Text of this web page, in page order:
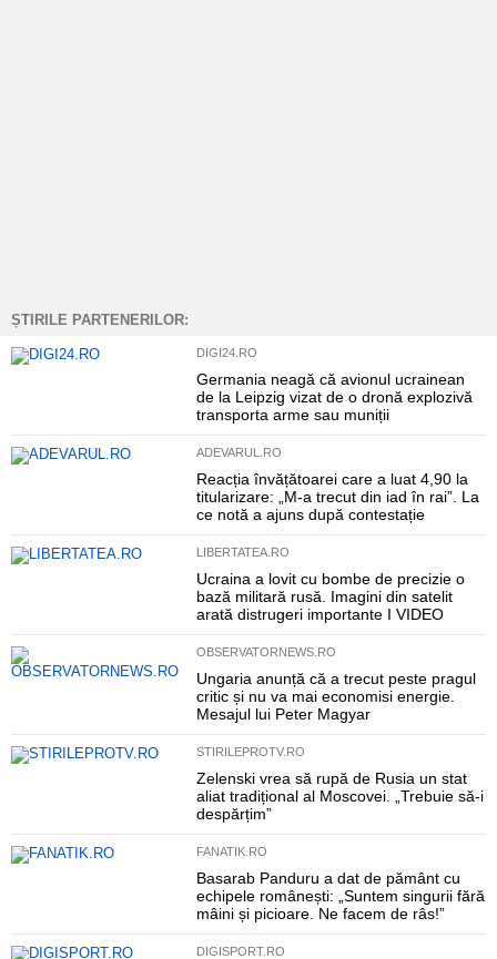
ȘTIRILE PARTENERILOR:
DIGI24.RO
Germania neagă că avionul ucrainean
de la Leipzig vizat de o dronă explozivă
transporta arme sau muniții
ADEVARUL.RO
Reacția învățătoarei care a luat 4,90 la
titularizare: „M-a trecut din iad în rai”. La
ce notă a ajuns după contestație
LIBERTATEA.RO
Ucraina a lovit cu bombe de precizie o
bază militară rusă. Imagini din satelit
arată distrugeri importante I VIDEO
OBSERVATORNEWS.RO
Ungaria anunță că a trecut peste pragul
critic și nu va mai economisi energie.
Mesajul lui Peter Magyar
STIRILEPROTV.RO
Zelenski vrea să rupă de Rusia un stat
aliat tradițional al Moscovei. „Trebuie să-i
despărțim”
FANATIK.RO
Basarab Panduru a dat de pământ cu
echipele românești: „Suntem singurii fără
mâini și picioare. Ne facem de râs!”
DIGISPORT.RO